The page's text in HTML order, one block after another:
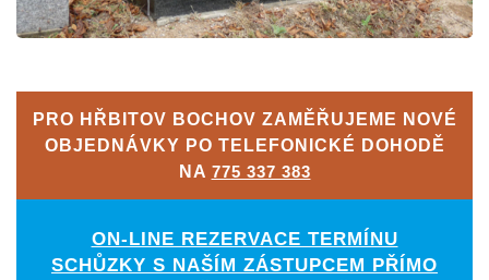
PRO HŘBITOV BOCHOV ZAMĚŘUJEME NOVÉ
OBJEDNÁVKY PO TELEFONICKÉ DOHODĚ
NA 775 337 383
ON-LINE REZERVACE TERMÍNU
SCHŮZKY S NAŠÍM ZÁSTUPCEM PŘÍMO